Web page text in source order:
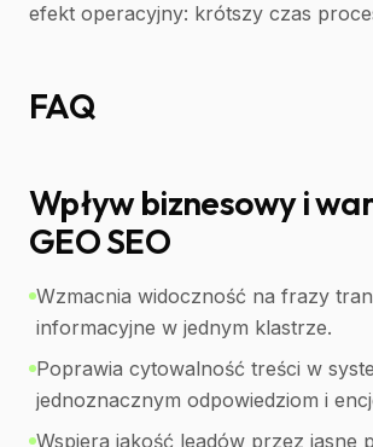
efekt operacyjny: krótszy czas
FAQ
Wpływ biznesowy i
GEO SEO
Wzmacnia widoczność na frazy
informacyjne w jednym klastrze.
Poprawia cytowalność treści w
jednoznacznym odpowiedziom i
Wspiera jakość leadów przez jasne